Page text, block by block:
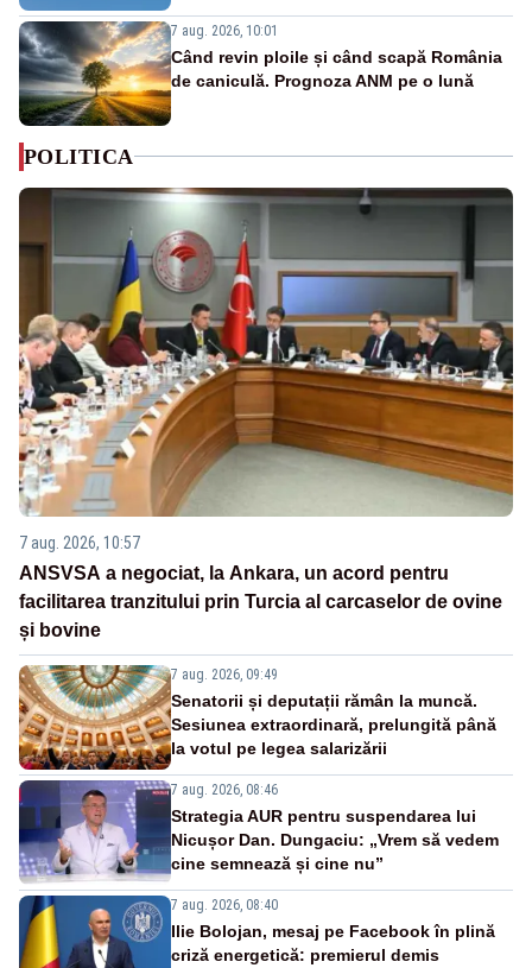
7 aug. 2026, 10:01
Când revin ploile și când scapă România
de caniculă. Prognoza ANM pe o lună
POLITICA
7 aug. 2026, 10:57
ANSVSA a negociat, la Ankara, un acord pentru
facilitarea tranzitului prin Turcia al carcaselor de ovine
și bovine
7 aug. 2026, 09:49
Senatorii și deputații rămân la muncă.
Sesiunea extraordinară, prelungită până
la votul pe legea salarizării
7 aug. 2026, 08:46
Strategia AUR pentru suspendarea lui
Nicușor Dan. Dungaciu: „Vrem să vedem
cine semnează și cine nu”
7 aug. 2026, 08:40
Ilie Bolojan, mesaj pe Facebook în plină
criză energetică: premierul demis